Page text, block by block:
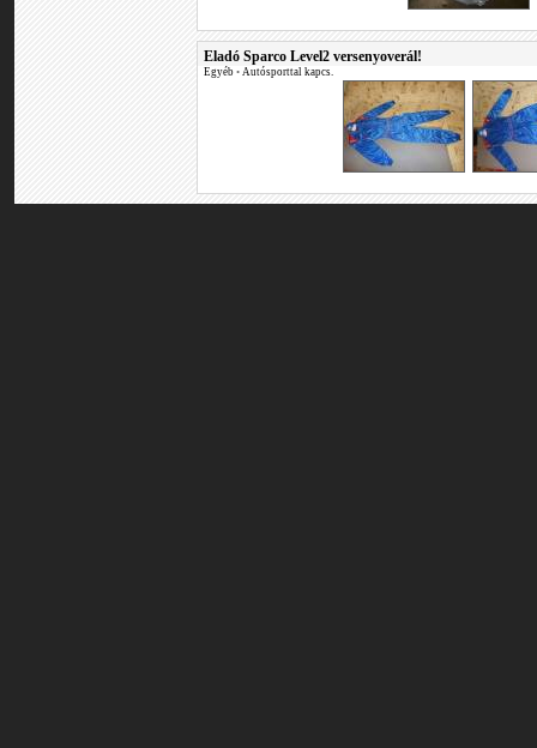
Eladó Sparco Level2 versenyoverál!
Egyéb • Autósporttal kapcs.